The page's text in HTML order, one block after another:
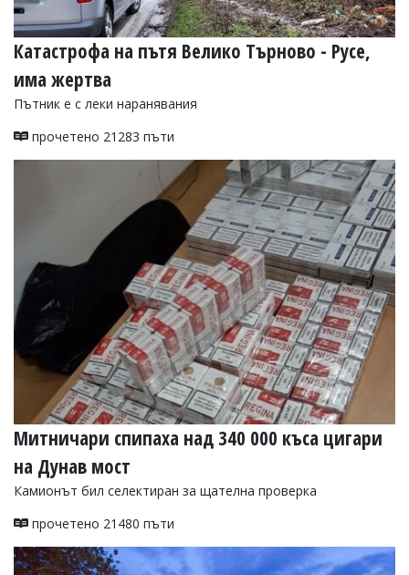
Катастрофа на пътя Велико Търново - Русе,
има жертва
Пътник е с леки наранявания
прочетено 21283 пъти
Митничари спипаха над 340 000 къса цигари
на Дунав мост
Камионът бил селектиран за щателна проверка
прочетено 21480 пъти